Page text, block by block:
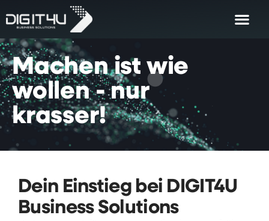
Machen ist wie
wollen - nur
krasser!
Dein Einstieg bei DIGIT4U
Business Solutions